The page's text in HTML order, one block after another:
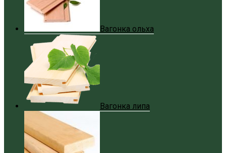
Вагонка ольха
Вагонка липа